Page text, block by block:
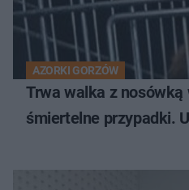
AZORKI GORZÓW
Trwa walka z nosówką
śmiertelne przypadki.